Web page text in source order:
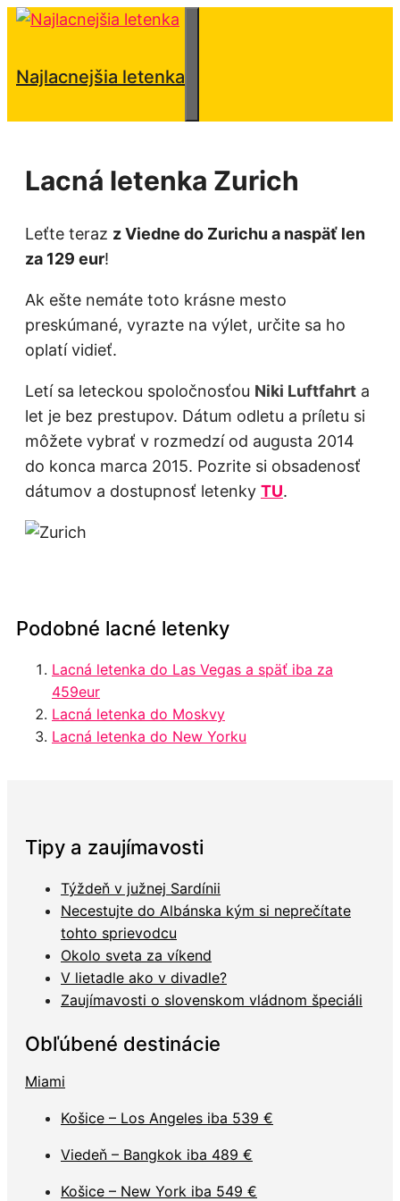
Preskočiť
obsah
Najlacnejšia letenka
Lacná letenka Zurich
Leťte teraz z Viedne do Zurichu a naspäť len
za 129 eur!
Ak ešte nemáte toto krásne mesto
preskúmané, vyrazte na výlet, určite sa ho
oplatí vidieť.
Letí sa leteckou spoločnosťou Niki Luftfahrt a
let je bez prestupov. Dátum odletu a príletu si
môžete vybrať v rozmedzí od augusta 2014
do konca marca 2015. Pozrite si obsadenosť
dátumov a dostupnosť letenky TU.
Podobné lacné letenky
Lacná letenka do Las Vegas a späť iba za
459eur
Lacná letenka do Moskvy
Lacná letenka do New Yorku
Tipy a zaujímavosti
Týždeň v južnej Sardínii
Necestujte do Albánska kým si neprečítate
tohto sprievodcu
Okolo sveta za víkend
V lietadle ako v divadle?
Zaujímavosti o slovenskom vládnom špeciáli
Obľúbené destinácie
Miami
Košice – Los Angeles iba 539 €
Viedeň – Bangkok iba 489 €
Košice – New York iba 549 €